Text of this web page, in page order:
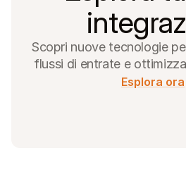
Scopri nuove tecnologie
flussi di entrate e
Esplora ora